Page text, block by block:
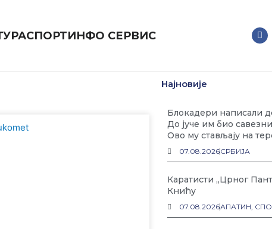
СПОРТИНФО СЕРВИС F
a
o
Најновије
Блокадери написали
До јуче им био
Ово му стављају на
07.08.2026СРБИЈА
Каратисти „Црног
Книћу
07.08.2026АПАТИН,